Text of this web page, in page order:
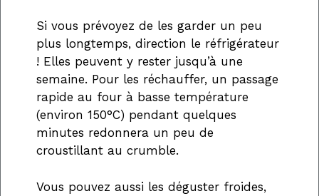
Si vous prévoyez de les garder un peu
plus longtemps, direction le réfrigérateur
! Elles peuvent y rester jusqu’à une
semaine. Pour les réchauffer, un passage
rapide au four à basse température
(environ 150°C) pendant quelques
minutes redonnera un peu de
croustillant au crumble.
Vous pouvez aussi les déguster froides,